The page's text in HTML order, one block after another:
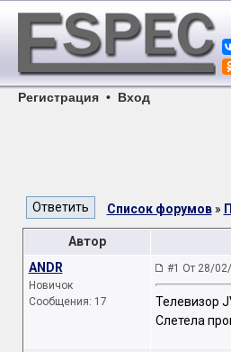
Регистрация • Вход
Список форумов»
Автор
ANDR
Новичок
Сообщения: 17
#1 От 28/
Телевизор
Слетела